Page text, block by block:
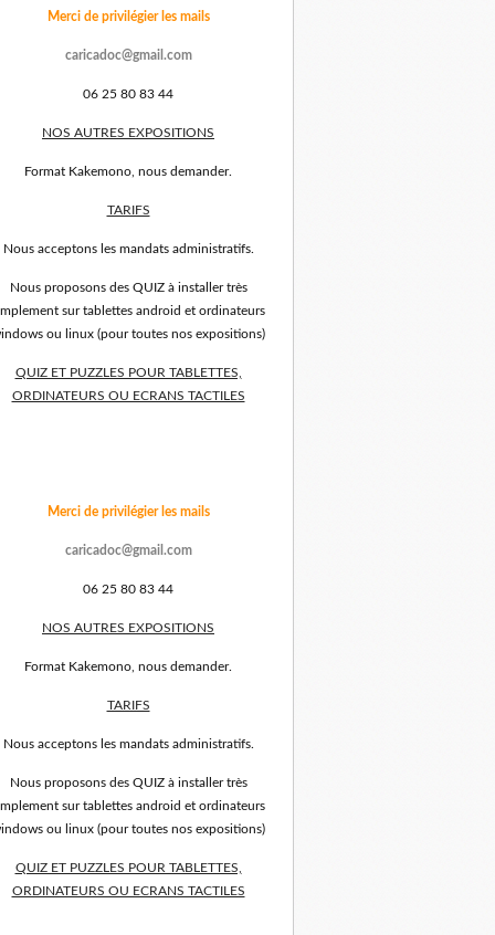
Merci de privilégier les mails
caricadoc@gmail.com
06 25 80 83 44
NOS AUTRES EXPOSITIONS
Format Kakemono, nous demander.
TARIFS
Nous acceptons les mandats administratifs.
Nous proposons des QUIZ à installer très
sur tablettes android et ordinateurs
ou linux (pour toutes nos expositions)
QUIZ ET PUZZLES POUR TABLETTES,
ORDINATEURS OU ECRANS TACTILES
Merci de privilégier les mails
caricadoc@gmail.com
06 25 80 83 44
NOS AUTRES EXPOSITIONS
Format Kakemono, nous demander.
TARIFS
Nous acceptons les mandats administratifs.
Nous proposons des QUIZ à installer très
sur tablettes android et ordinateurs
ou linux (pour toutes nos expositions)
QUIZ ET PUZZLES POUR TABLETTES,
ORDINATEURS OU ECRANS TACTILES